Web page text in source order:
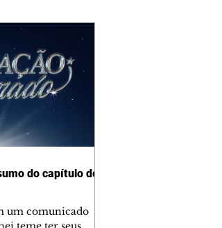
do capítulo de
um comunicado